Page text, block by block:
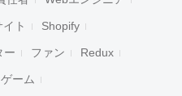
イト Shopify
ー ファン Redux
ゲーム